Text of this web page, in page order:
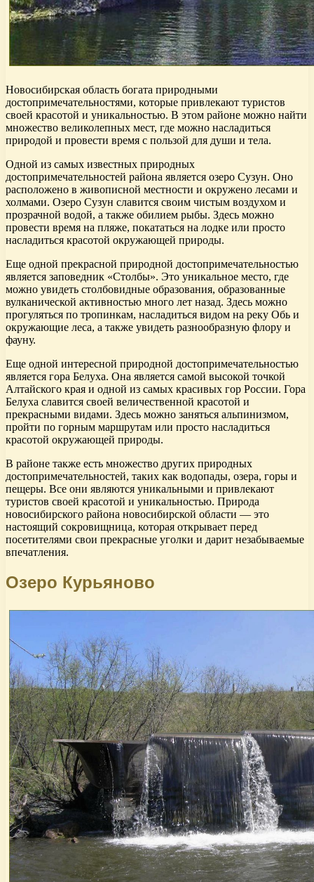
Новосибирская область богата природными
достопримечательностями, которые привлекают туристов
своей красотой и уникальностью. В этом районе можно найти
множество великолепных мест, где можно насладиться
природой и провести время с пользой для души и тела.
Одной из самых известных природных
достопримечательностей района является озеро Сузун. Оно
расположено в живописной местности и окружено лесами и
холмами. Озеро Сузун славится своим чистым воздухом и
прозрачной водой, а также обилием рыбы. Здесь можно
провести время на пляже, покататься на лодке или просто
насладиться красотой окружающей природы.
Еще одной прекрасной природной достопримечательностью
является заповедник «Столбы». Это уникальное место, где
можно увидеть столбовидные образования, образованные
вулканической активностью много лет назад. Здесь можно
прогуляться по тропинкам, насладиться видом на реку Обь и
окружающие леса, а также увидеть разнообразную флору и
фауну.
Еще одной интересной природной достопримечательностью
является гора Белуха. Она является самой высокой точкой
Алтайского края и одной из самых красивых гор России. Гора
Белуха славится своей величественной красотой и
прекрасными видами. Здесь можно заняться альпинизмом,
пройти по горным маршрутам или просто насладиться
красотой окружающей природы.
В районе также есть множество других природных
достопримечательностей, таких как водопады, озера, горы и
пещеры. Все они являются уникальными и привлекают
туристов своей красотой и уникальностью. Природа
новосибирского района новосибирской области — это
настоящий сокровищница, которая открывает перед
посетителями свои прекрасные уголки и дарит незабываемые
впечатления.
Озеро Курьяново